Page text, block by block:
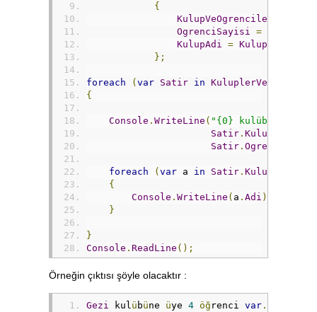
{
KulupVeOgrencileri
OgrenciSayisi =
KulupAdi = Kulup
};
foreach ( var Satir in
{
Console . WriteLine ( "{0} kulübüne
Satir . KulupAdi
Satir .
foreach ( var a in Satir .
{
Console . WriteLine ( a . Adi );
}
}
Console . ReadLine ();
Örneğin çıktısı şöyle olacaktır :
Gezi kulü büne üye 4 öğ renci var .